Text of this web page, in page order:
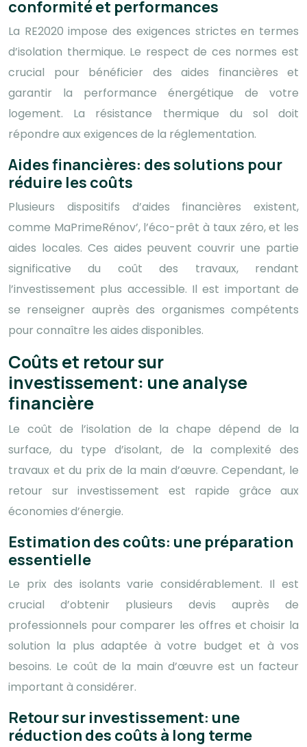
conformité et performances
La RE2020 impose des exigences strictes en termes
d’isolation thermique. Le respect de ces normes est
crucial pour bénéficier des aides financières et
garantir la performance énergétique de votre
logement. La résistance thermique du sol doit
répondre aux exigences de la réglementation.
Aides financières: des solutions pour
réduire les coûts
Plusieurs dispositifs d’aides financières existent,
comme MaPrimeRénov’, l’éco-prêt à taux zéro, et les
aides locales. Ces aides peuvent couvrir une partie
significative du coût des travaux, rendant
l’investissement plus accessible. Il est important de
se renseigner auprès des organismes compétents
pour connaître les aides disponibles.
Coûts et retour sur
investissement: une analyse
financière
Le coût de l’isolation de la chape dépend de la
surface, du type d’isolant, de la complexité des
travaux et du prix de la main d’œuvre. Cependant, le
retour sur investissement est rapide grâce aux
économies d’énergie.
Estimation des coûts: une préparation
essentielle
Le prix des isolants varie considérablement. Il est
crucial d’obtenir plusieurs devis auprès de
professionnels pour comparer les offres et choisir la
solution la plus adaptée à votre budget et à vos
besoins. Le coût de la main d’œuvre est un facteur
important à considérer.
Retour sur investissement: une
réduction des coûts à long terme